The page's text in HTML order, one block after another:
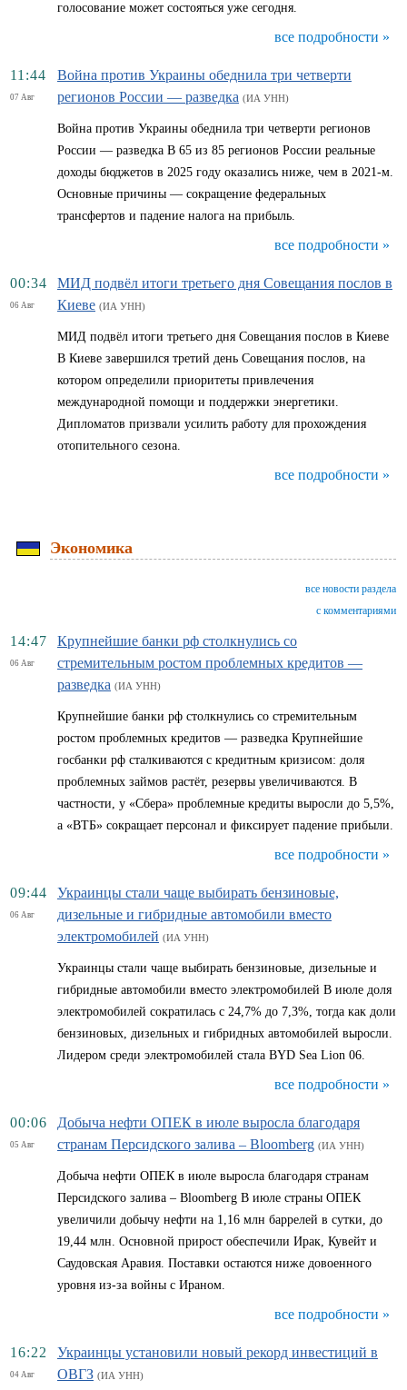
голосование может состояться уже сегодня.
все подробности »
11:44
07 Авг
Война против Украины обеднила три четверти
регионов России — разведка (ИА УНН)
Война против Украины обеднила три четверти регионов
России — разведка В 65 из 85 регионов России реальные
доходы бюджетов в 2025 году оказались ниже, чем в 2021-м.
Основные причины — сокращение федеральных
трансфертов и падение налога на прибыль.
все подробности »
00:34
06 Авг
МИД подвёл итоги третьего дня Совещания послов в
Киеве (ИА УНН)
МИД подвёл итоги третьего дня Совещания послов в Киеве
В Киеве завершился третий день Совещания послов, на
котором определили приоритеты привлечения
международной помощи и поддержки энергетики.
Дипломатов призвали усилить работу для прохождения
отопительного сезона.
все подробности »
Экономика
все новости раздела
с комментариями
14:47
06 Авг
Крупнейшие банки рф столкнулись со
стремительным ростом проблемных кредитов —
разведка (ИА УНН)
Крупнейшие банки рф столкнулись со стремительным
ростом проблемных кредитов — разведка Крупнейшие
госбанки рф сталкиваются с кредитным кризисом: доля
проблемных займов растёт, резервы увеличиваются. В
частности, у «Сбера» проблемные кредиты выросли до 5,5%,
а «ВТБ» сокращает персонал и фиксирует падение прибыли.
все подробности »
09:44
06 Авг
Украинцы стали чаще выбирать бензиновые,
дизельные и гибридные автомобили вместо
электромобилей (ИА УНН)
Украинцы стали чаще выбирать бензиновые, дизельные и
гибридные автомобили вместо электромобилей В июле доля
электромобилей сократилась с 24,7% до 7,3%, тогда как доли
бензиновых, дизельных и гибридных автомобилей выросли.
Лидером среди электромобилей стала BYD Sea Lion 06.
все подробности »
00:06
05 Авг
Добыча нефти ОПЕК в июле выросла благодаря
странам Персидского залива – Bloomberg (ИА УНН)
Добыча нефти ОПЕК в июле выросла благодаря странам
Персидского залива – Bloomberg В июле страны ОПЕК
увеличили добычу нефти на 1,16 млн баррелей в сутки, до
19,44 млн. Основной прирост обеспечили Ирак, Кувейт и
Саудовская Аравия. Поставки остаются ниже довоенного
уровня из-за войны с Ираном.
все подробности »
16:22
04 Авг
Украинцы установили новый рекорд инвестиций в
ОВГЗ (ИА УНН)